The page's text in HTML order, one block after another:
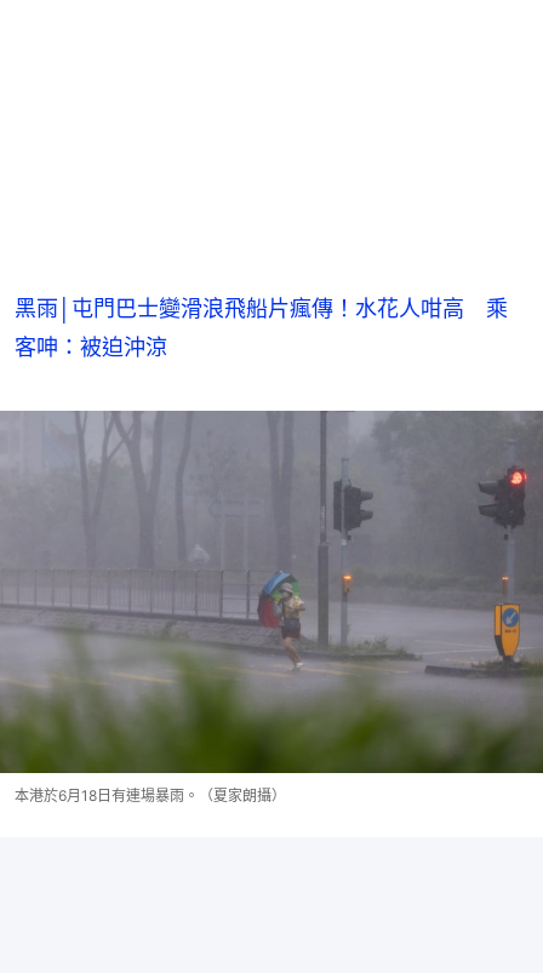
黑雨│屯門巴士變滑浪飛船片瘋傳！水花人咁高 乘
客呻：被迫沖涼
本港於6月18日有連場暴雨。（夏家朗攝）